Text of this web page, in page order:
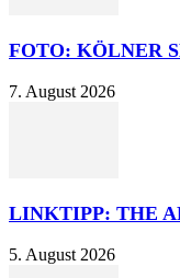
FOTO: KÖLNER
7. August 2026
LINKTIPP: THE
5. August 2026